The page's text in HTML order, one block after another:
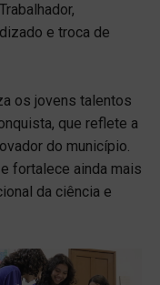
e troca de
os jovens talentos
que reflete a
do município.
fortalece ainda mais
da ciência e